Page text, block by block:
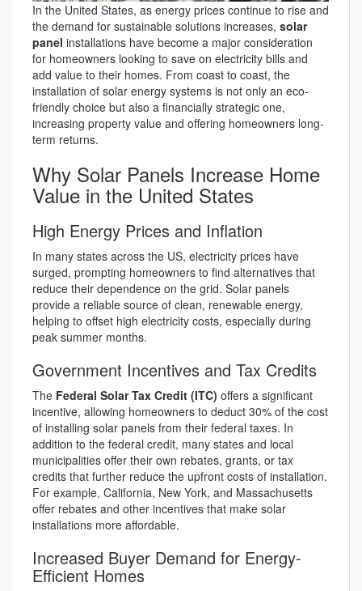
In the United States, as energy prices continue to rise and
the demand for sustainable solutions increases, solar
panel installations have become a major consideration
for homeowners looking to save on electricity bills and
add value to their homes. From coast to coast, the
installation of solar energy systems is not only an eco-
friendly choice but also a financially strategic one,
increasing property value and offering homeowners long-
term returns.
Why Solar Panels Increase Home
Value in the United States
High Energy Prices and Inflation
In many states across the US, electricity prices have
surged, prompting homeowners to find alternatives that
reduce their dependence on the grid. Solar panels
provide a reliable source of clean, renewable energy,
helping to offset high electricity costs, especially during
peak summer months.
Government Incentives and Tax Credits
The Federal Solar Tax Credit (ITC) offers a significant
incentive, allowing homeowners to deduct 30% of the cost
of installing solar panels from their federal taxes. In
addition to the federal credit, many states and local
municipalities offer their own rebates, grants, or tax
credits that further reduce the upfront costs of installation.
For example, California, New York, and Massachusetts
offer rebates and other incentives that make solar
installations more affordable.
Increased Buyer Demand for Energy-
Efficient Homes